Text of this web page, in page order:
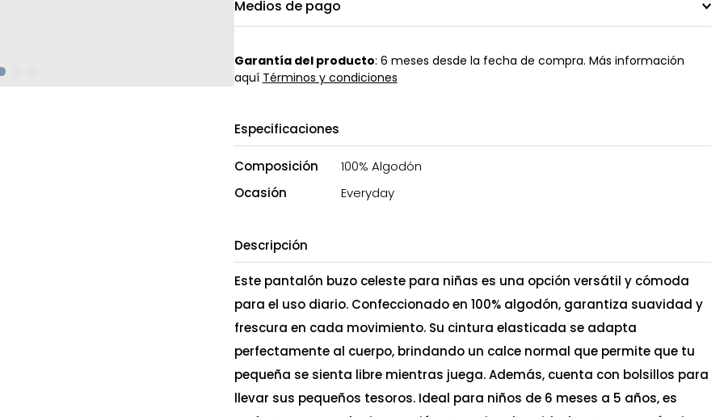
Medios de pago
Garantía del producto: 6 meses desde la fecha de compra. Más información
aquí Términos y condiciones
Especificaciones
Composición
100% Algodón
Ocasión
Everyday
Descripción
Este pantalón buzo celeste para niñas es una opción versátil y cómoda
para el uso diario. Confeccionado en 100% algodón, garantiza suavidad y
frescura en cada movimiento. Su cintura elasticada se adapta
perfectamente al cuerpo, brindando un calce normal que permite que tu
pequeña se sienta libre mientras juega. Además, cuenta con bolsillos para
llevar sus pequeños tesoros. Ideal para niños de 6 meses a 5 años, es